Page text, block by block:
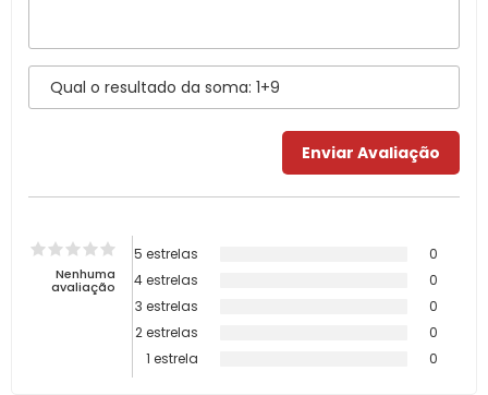
Nenhuma
avaliação
5 estrelas
0
4 estrelas
0
3 estrelas
0
2 estrelas
0
1 estrela
0